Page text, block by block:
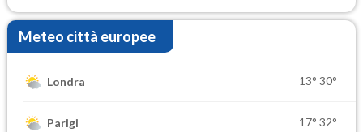
Meteo città europee
Londra 13° 30°
Parigi 17° 32°